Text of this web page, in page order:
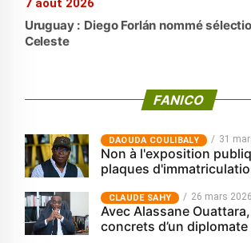
7 août 2026
Uruguay : Diego Forlán nommé
Celeste
FANICO
‎DAOUDA COULIBALY 31
Non à l'exposition
plaques
CLAUDE SAHY 26 mars 2026
Avec Alassane
concrets d’un